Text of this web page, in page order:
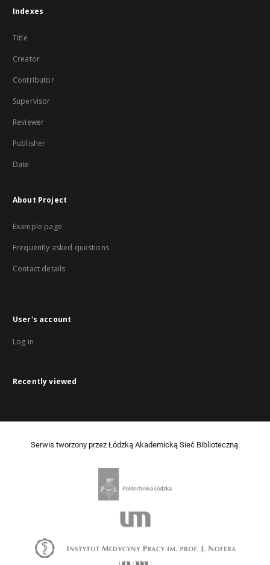
Indexes
Title
Creator
Contributor
Supervisor
Reviewer
Publisher
Date
About Project
Example page
Frequently asked questions
Contact details
User's account
Log in
Recently viewed
Serwis tworzony przez Łódzką Akademicką Sieć Biblioteczną.